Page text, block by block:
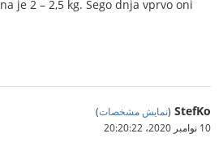
je 2 – 2,5 kg. Sego dnja vprvo oni
StefKo
(نمایش مشخصات)
10 نوامبر 2020،‏ 20:20:22